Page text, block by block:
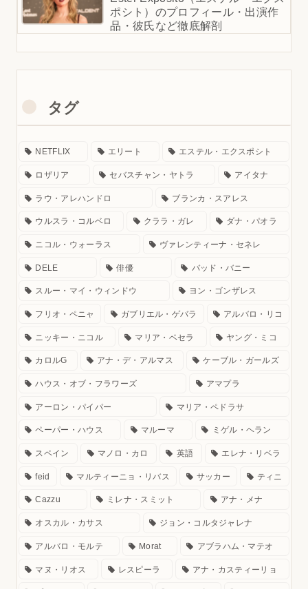
ポシト）のプロフィール・出演作
品・彼氏など徹底解剖
タグ
NETFLIX エリート エステル・エクスポシト
ロザリア セバスチャン・ヤトラ アイタナ
ラウ・アレハンドロ ブランカ・スアレス
ウルスラ・コルベロ クララ・ガレ ダナ・パオラ
ニコル・ウォーラス ヴァレンティーナ・セネレ
DELE 俳優 バッド・バニー
スルー・マイ・ウィンドウ ヨン・ゴンザレス
フリオ・ペニャ ガブリエル・ゲバラ アルバロ・リコ
ニッキー・ニコル マリア・ベセラ ヤング・ミコ
カロルG アナ・デ・アルマス ケーブル・ガールズ
ハウス・オブ・フラワーズ アマプラ
アーロン・パイパー マリア・ペドラサ
ペーパー・ハウス マルーマ ミゲル・ヘラン
スペイン マノロ・カロ 英語 エレナ・リベラ
feid マルティーニョ・リバス サッカー ティニ
Cazzu ミレナ・スミット アナ・メナ
オスカル・カサス ジョン・コルタジャレナ
アルバロ・モルテ Morat アブラハム・マテオ
マヌ・リオス レスピーラ アナ・カスティーリョ